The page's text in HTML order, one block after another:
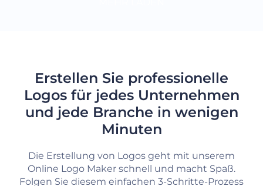
Erstellen Sie professionelle
Logos für jedes Unternehmen
und jede Branche in wenigen
Minuten
Die Erstellung von Logos geht mit unserem
Online Logo Maker schnell und macht Spaß.
Folgen Sie diesem einfachen 3-Schritte-Prozess